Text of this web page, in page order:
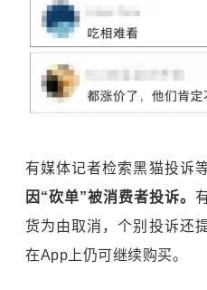
有媒体记者检索黑猫投诉
因“砍单”被消费者投诉。
货为由取消，个别投诉还
在App上仍可继续购买。